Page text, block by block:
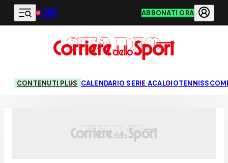
Vai al contenuto principale
LIVE ABBONATI ORA
CONTENUTI PLUS CALENDARIO SERIE ACALCIOTENNIS